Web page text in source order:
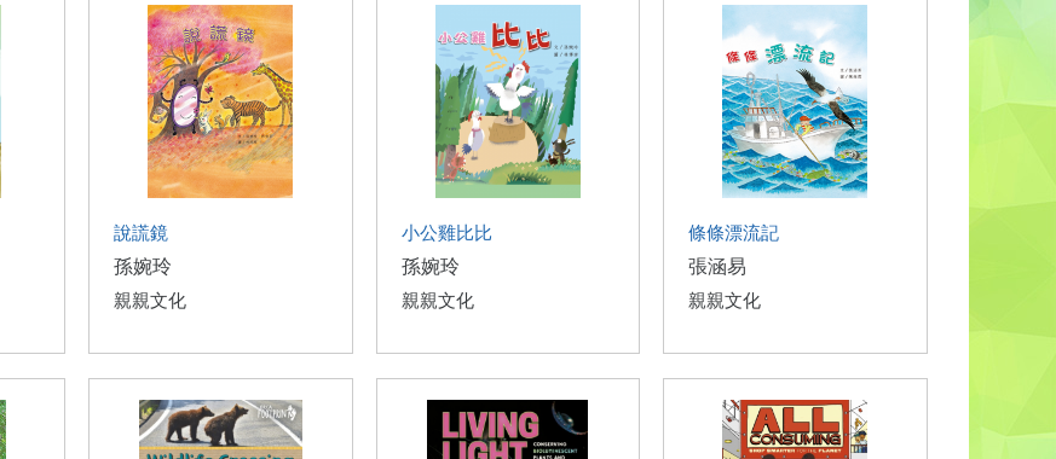
說謊鏡
孫婉玲
親親文化
小公雞比比
孫婉玲
親親文化
條條漂流記
張涵易
親親文化